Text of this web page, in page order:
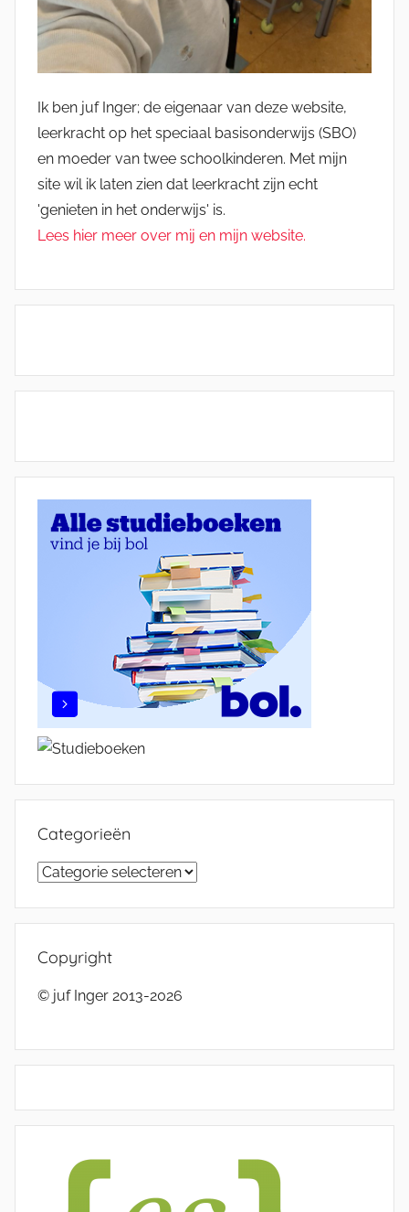
Ik ben juf Inger; de eigenaar van deze website,
leerkracht op het speciaal basisonderwijs (SBO)
en moeder van twee schoolkinderen. Met mijn
site wil ik laten zien dat leerkracht zijn echt
'genieten in het onderwijs' is.
Lees hier meer over mij en mijn website.
Categorieën
Categorieën
Copyright
© juf Inger 2013-2026